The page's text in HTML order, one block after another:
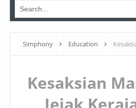
Simphony Education
Kesaksian
Jejak